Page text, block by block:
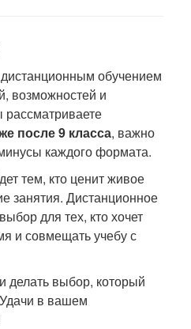
обучением
возможностей и
после 9 класса, важно
каждого формата.
тем, кто ценит живое
занятия. Дистанционное
для тех, кто хочет
и совмещать учебу с
делать выбор, который
в вашем